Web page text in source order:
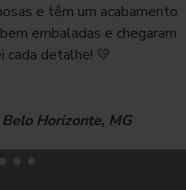
e têm um acabamento
embaladas e chegaram
cada detalhe! 💛
Horizonte, MG